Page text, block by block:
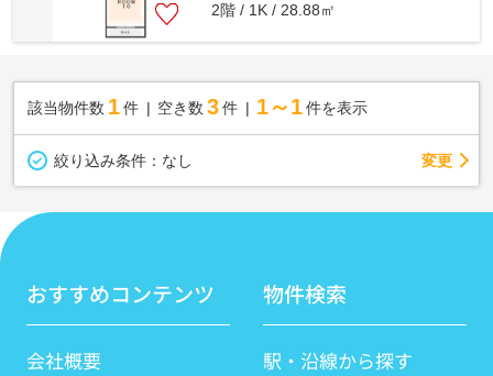
2階 / 1K / 28.88㎡
該当物件数 1件 空き数 3 件 1～1 件を表示
絞り込み条件： なし 変更
おすすめコンテンツ
会社概要
物件検索
駅・沿線から探す